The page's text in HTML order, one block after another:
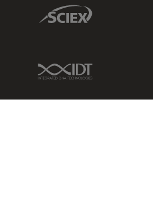
Sciex Link
IDT Link